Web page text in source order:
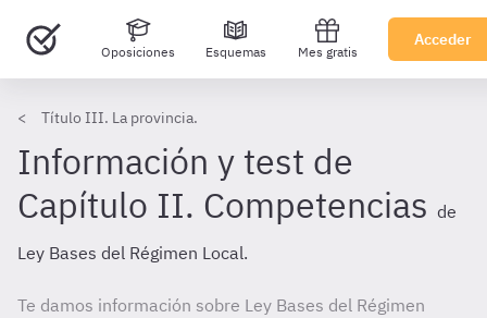
Oposiciones Esquemas Mes gratis
Acceder
Título III. La provincia.
Información y test de
Capítulo II. Competencias de
Ley Bases del Régimen Local.
Te damos información sobre Ley Bases del Régimen